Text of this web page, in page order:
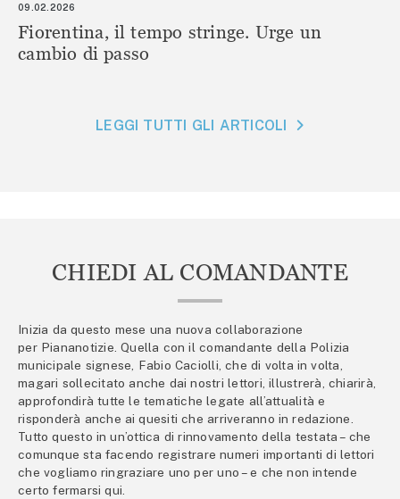
09.02.2026
Fiorentina, il tempo stringe. Urge un
cambio di passo
LEGGI TUTTI GLI ARTICOLI
CHIEDI AL COMANDANTE
Inizia da questo mese una nuova collaborazione
per Piananotizie. Quella con il comandante della Polizia
municipale signese, Fabio Caciolli, che di volta in volta,
magari sollecitato anche dai nostri lettori, illustrerà, chiarirà,
approfondirà tutte le tematiche legate all’attualità e
risponderà anche ai quesiti che arriveranno in redazione.
Tutto questo in un’ottica di rinnovamento della testata – che
comunque sta facendo registrare numeri importanti di lettori
che vogliamo ringraziare uno per uno – e che non intende
certo fermarsi qui.